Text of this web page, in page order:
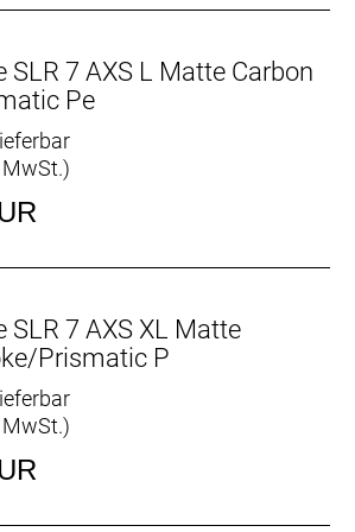
Carbon
Force AXS E1 // SRAM Force
SLR 7 AXS L Matte Carbon
Pe
SLR 7 AXS XL Matte
Prismatic P